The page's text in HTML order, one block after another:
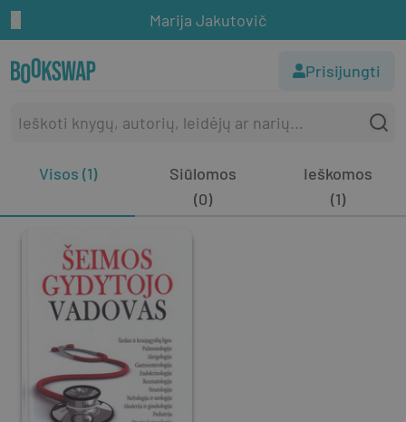
Marija Jakutovič
Prisijungti
Visos (1)
Siūlomos
(0)
Ieškomos
(1)